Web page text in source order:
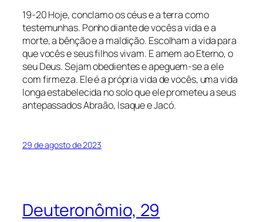
19-20 Hoje, conclamo os céus e a terra como
testemunhas. Ponho diante de vocês a vida e a
morte, a bênção e a maldição. Escolham a vida para
que vocês e seus filhos vivam. E amem ao Eterno, o
seu Deus. Sejam obedientes e apeguem-se a ele
com firmeza. Ele é a própria vida de vocês, uma vida
longa estabelecida no solo que ele prometeu a seus
antepassados Abraão, Isaque e Jacó.
29 de agosto de 2023
Deuteronômio, 29